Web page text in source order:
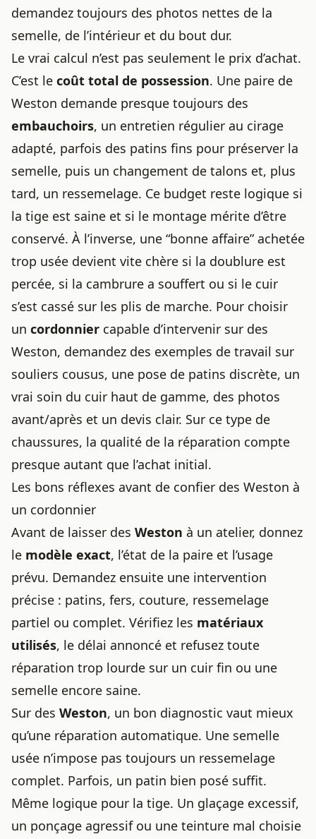
demandez toujours des photos nettes de la
semelle, de l’intérieur et du bout dur.
Le vrai calcul n’est pas seulement le prix d’achat.
C’est le coût total de possession. Une paire de
Weston demande presque toujours des
embauchoirs, un entretien régulier au cirage
adapté, parfois des patins fins pour préserver la
semelle, puis un changement de talons et, plus
tard, un ressemelage. Ce budget reste logique si
la tige est saine et si le montage mérite d’être
conservé. À l’inverse, une “bonne affaire” achetée
trop usée devient vite chère si la doublure est
percée, si la cambrure a souffert ou si le cuir
s’est cassé sur les plis de marche. Pour choisir
un cordonnier capable d’intervenir sur des
Weston, demandez des exemples de travail sur
souliers cousus, une pose de patins discrète, un
vrai soin du cuir haut de gamme, des photos
avant/après et un devis clair. Sur ce type de
chaussures, la qualité de la réparation compte
presque autant que l’achat initial.
Les bons réflexes avant de confier des Weston à
un cordonnier
Avant de laisser des Weston à un atelier, donnez
le modèle exact, l’état de la paire et l’usage
prévu. Demandez ensuite une intervention
précise : patins, fers, couture, ressemelage
partiel ou complet. Vérifiez les matériaux
utilisés, le délai annoncé et refusez toute
réparation trop lourde sur un cuir fin ou une
semelle encore saine.
Sur des Weston, un bon diagnostic vaut mieux
qu’une réparation automatique. Une semelle
usée n’impose pas toujours un ressemelage
complet. Parfois, un patin bien posé suffit.
Même logique pour la tige. Un glaçage excessif,
un ponçage agressif ou une teinture mal choisie